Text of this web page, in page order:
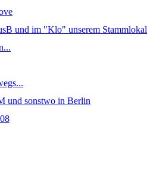
und im "Klo" unserem Stammlokal
und sonstwo in Berlin